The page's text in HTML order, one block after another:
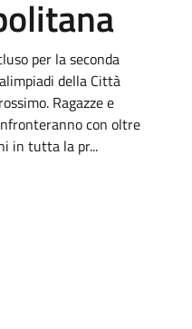
per la seconda
della Città
Ragazze e
con oltre
in tutta la pr...